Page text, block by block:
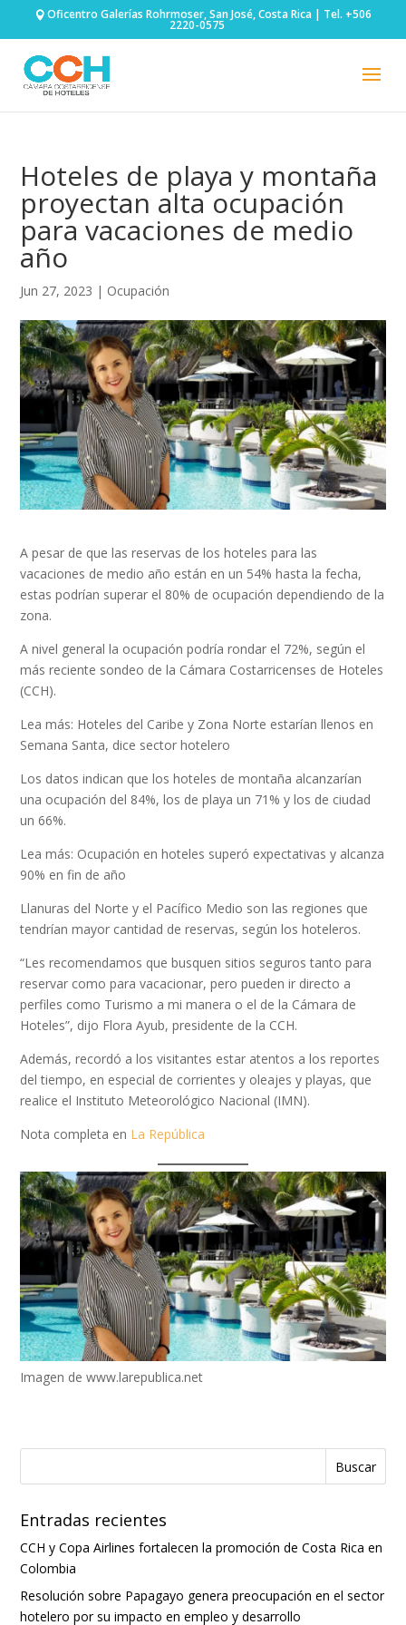
Oficentro Galerías Rohrmoser, San José, Costa Rica | Tel. +506
2220-0575
Hoteles de playa y montaña
proyectan alta ocupación
para vacaciones de medio
año
Jun 27, 2023 | Ocupación
A pesar de que las reservas de los hoteles para las
vacaciones de medio año están en un 54% hasta la fecha,
estas podrían superar el 80% de ocupación dependiendo de la
zona.
A nivel general la ocupación podría rondar el 72%, según el
más reciente sondeo de la Cámara Costarricenses de Hoteles
(CCH).
Lea más: Hoteles del Caribe y Zona Norte estarían llenos en
Semana Santa, dice sector hotelero
Los datos indican que los hoteles de montaña alcanzarían
una ocupación del 84%, los de playa un 71% y los de ciudad
un 66%.
Lea más: Ocupación en hoteles superó expectativas y alcanza
90% en fin de año
Llanuras del Norte y el Pacífico Medio son las regiones que
tendrían mayor cantidad de reservas, según los hoteleros.
“Les recomendamos que busquen sitios seguros tanto para
reservar como para vacacionar, pero pueden ir directo a
perfiles como Turismo a mi manera o el de la Cámara de
Hoteles”, dijo Flora Ayub, presidente de la CCH.
Además, recordó a los visitantes estar atentos a los reportes
del tiempo, en especial de corrientes y oleajes y playas, que
realice el Instituto Meteorológico Nacional (IMN).
Nota completa en La República
Imagen de www.larepublica.net
Entradas recientes
CCH y Copa Airlines fortalecen la promoción de Costa Rica en
Colombia
Resolución sobre Papagayo genera preocupación en el sector
hotelero por su impacto en empleo y desarrollo